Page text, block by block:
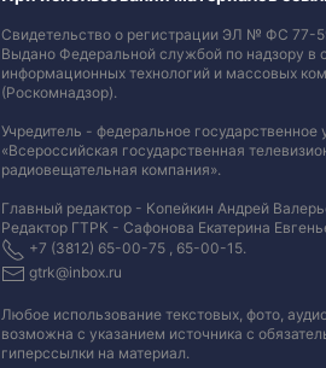
Свидетельство о регистрации ЭЛ № ФС 77-
Выдано Федеральной службой по надзору в
информационных технологий и массовых
(Роскомнадзор).
Учредитель - федеральное государственное
«Всероссийская государственная
радиовещательная компания».
Главный редактор - Копейкин Андрей
Редактор ГТРК - Сафонова Екатерина
+7 (3812) 65-00-75 , 65-00-15.
gtrk@inbox.ru
Любое использование текстовых, фото,
возможна с указанием источника с
гиперссылки на материал.